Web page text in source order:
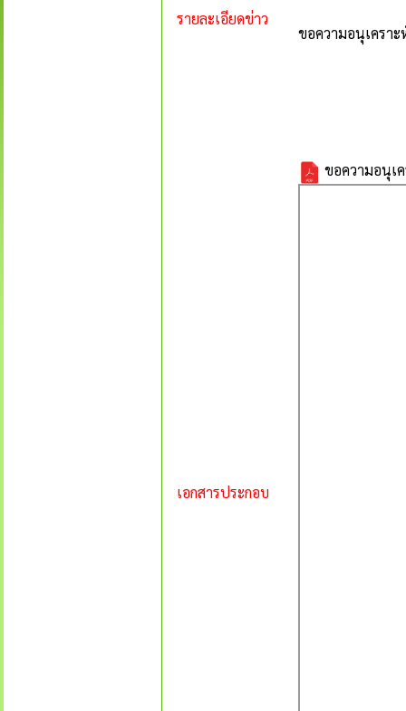
รายละเอียดข่าว
ขอความอนุเครา
เอกสารประกอบ
ขอความอนุเ